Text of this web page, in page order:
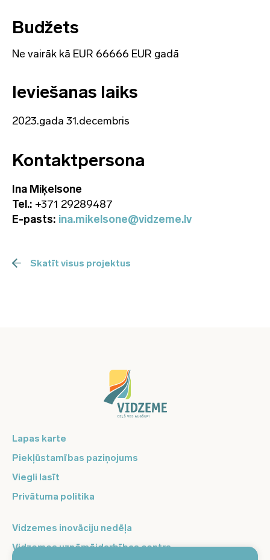
Budžets
Ne vairāk kā EUR 66666 EUR gadā
Ieviešanas laiks
2023.gada 31.decembris
Kontaktpersona
Ina Miķelsone
Tel.: +371 29289487
E-pasts: ina.mikelsone@vidzeme.lv
Skatīt visus projektus
Lapas karte
Piekļūstamības paziņojums
Viegli lasīt
Privātuma politika
Vidzemes inovāciju nedēļa
Vidzemes uzņēmējdarbības centrs